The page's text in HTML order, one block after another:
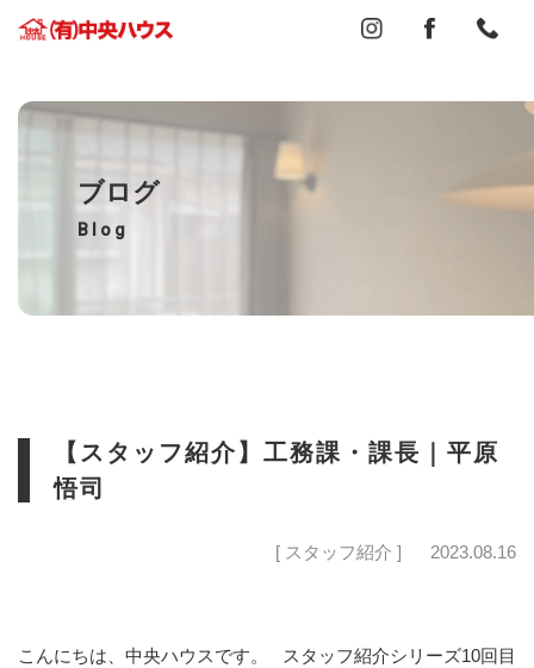
ブログ
Blog
【スタッフ紹介】工務課・課長｜平原
悟司
[ スタッフ紹介 ] 2023.08.16
こんにちは、中央ハウスです。 スタッフ紹介シリーズ10回目